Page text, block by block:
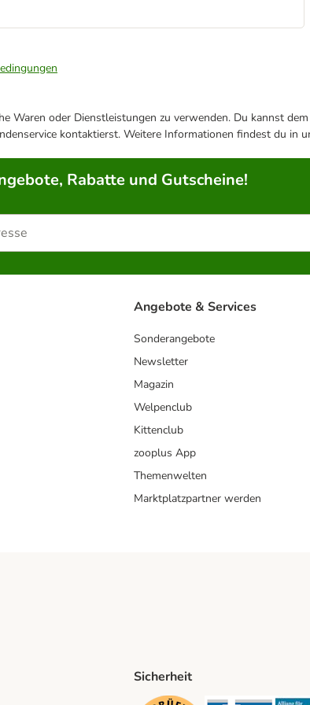
oder Dienstleistungen zu verwenden. Du kannst
kontaktierst. Weitere Informationen findest du in
Rabatte und Gutscheine!
Angebote & Services
Sonderangebote
Newsletter
Magazin
Welpenclub
Kittenclub
zooplus App
Themenwelten
Marktplatzpartner werden
Sicherheit